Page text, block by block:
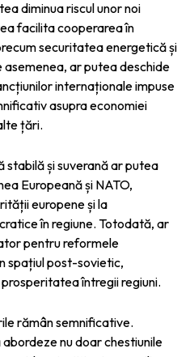
diminua riscul unor noi
facilita cooperarea în
securitatea energetică și
ar putea deschide
internaționale impuse
asupra economiei
țări.
stabilă și suverană ar putea
Europeană și NATO,
europene și la
în regiune. Totodată, ar
pentru reformele
spațiul post-sovietic,
întregii regiuni.
rămân semnificative.
nu doar chestiunile